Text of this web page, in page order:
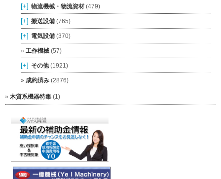
[+] 物流機械・物流資材 (479)
[+] 搬送設備 (765)
[+] 電気設備 (370)
工作機械 (57)
[+] その他(1921)
成約済み (2876)
木質系機器特集 (1)